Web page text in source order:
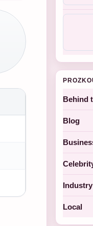
Behind
Blog
Local